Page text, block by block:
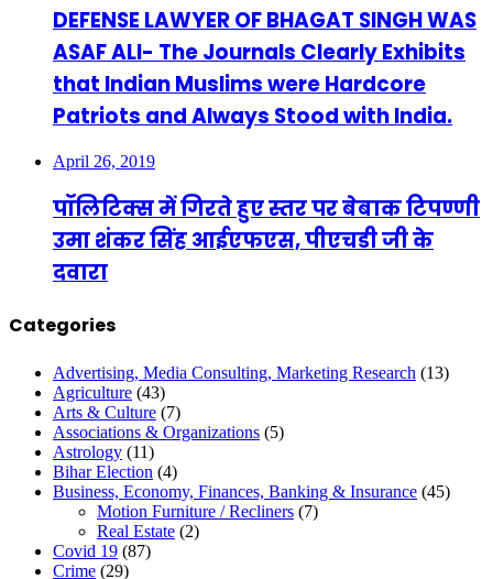
DEFENSE LAWYER OF BHAGAT SINGH WAS
ASAF ALI- The Journals Clearly Exhibits
that Indian Muslims were Hardcore
Patriots and Always Stood with India.
April 26, 2019
पॉलिटिक्स में गिरते हुए स्तर पर बेबाक टिपण्णी
उमा शंकर सिंह आईएफएस, पीएचडी जी के
दवारा
Categories
Advertising, Media Consulting, Marketing Research (13)
Agriculture (43)
Arts & Culture (7)
Associations & Organizations (5)
Astrology (11)
Bihar Election (4)
Business, Economy, Finances, Banking & Insurance (45)
Motion Furniture / Recliners (7)
Real Estate (2)
Covid 19 (87)
Crime (29)